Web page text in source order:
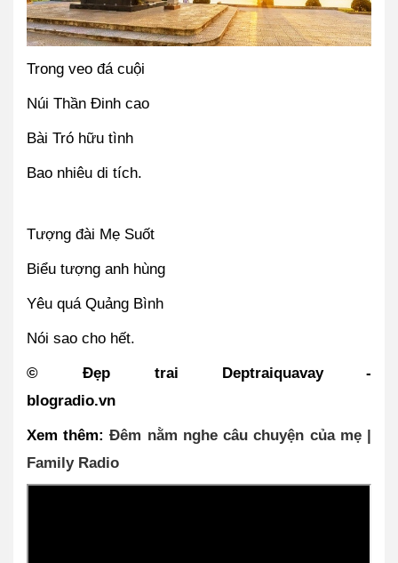
Trong veo đá cuội
Núi Thần Đinh cao
Bài Tró hữu tình
Bao nhiêu di tích.
Tượng đài Mẹ Suốt
Biểu tượng anh hùng
Yêu quá Quảng Bình
Nói sao cho hết.
© Đẹp trai Deptraiquavay
-
blogradio.vn
Xem thêm: Đêm nằm nghe câu chuyện của mẹ |
Family Radio